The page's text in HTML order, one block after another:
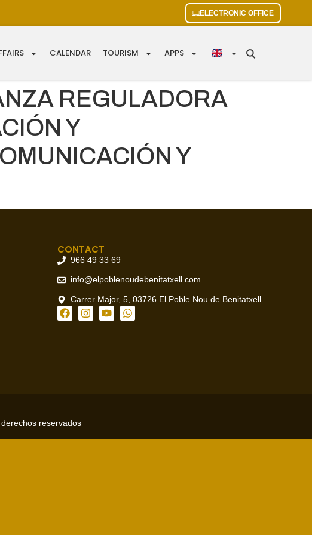
ELECTRONIC OFFICE
CALENDAR TOURISM APPS
REGULADORA
Y
Y
CONTACT
966 49 33 69
info@elpoblenoudebenitatxell.com
Carrer Major, 5, 03726 El Poble Nou de Benitatxell
reservados